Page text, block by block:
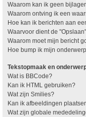
Waarom kan ik geen
Waarom ontving ik een
Hoe kan ik berichten aan
Waarvoor dient de
Waarom moet mijn bericht
Hoe bump ik mijn
Tekstopmaak en
Wat is BBCode?
Kan ik HTML gebruiken?
Wat zijn Smilies?
Kan ik afbeeldingen
Wat zijn globale